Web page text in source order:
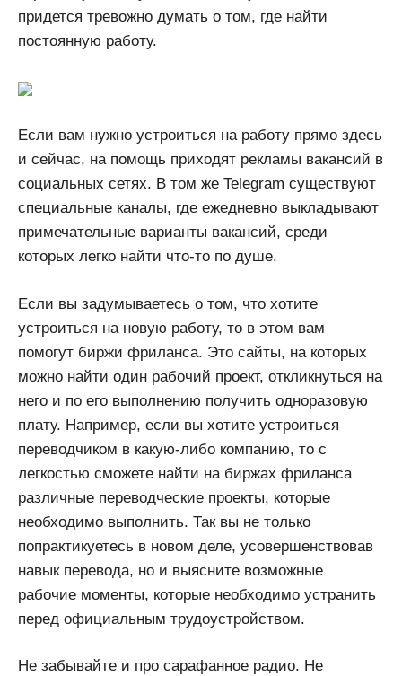
придется тревожно думать о том, где найти
постоянную работу.
Если вам нужно устроиться на работу прямо здесь
и сейчас, на помощь приходят рекламы вакансий в
социальных сетях. В том же Telegram существуют
специальные каналы, где ежедневно выкладывают
примечательные варианты вакансий, среди
которых легко найти что-то по душе.
Если вы задумываетесь о том, что хотите
устроиться на новую работу, то в этом вам
помогут биржи фриланса. Это сайты, на которых
можно найти один рабочий проект, откликнуться на
него и по его выполнению получить одноразовую
плату. Например, если вы хотите устроиться
переводчиком в какую-либо компанию, то с
легкостью сможете найти на биржах фриланса
различные переводческие проекты, которые
необходимо выполнить. Так вы не только
попрактикуетесь в новом деле, усовершенствовав
навык перевода, но и выясните возможные
рабочие моменты, которые необходимо устранить
перед официальным трудоустройством.
Не забывайте и про сарафанное радио. Не